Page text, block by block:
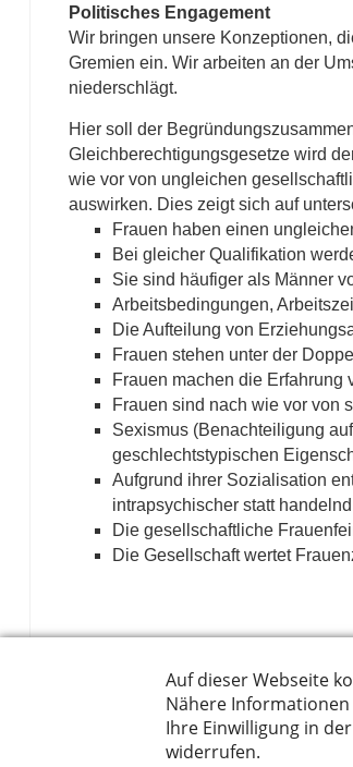
Politisches Engagement
Wir bringen unsere Konzeptionen,
Gremien ein. Wir arbeiten an der
niederschlägt.
Hier soll der
Gleichberechtigungsgesetze wird
wie vor von ungleichen
auswirken. Dies zeigt sich auf
Frauen haben einen
Bei gleicher Qualifikation
Sie sind häufiger als Männer
Arbeitsbedingungen,
Die Aufteilung von
Frauen stehen unter der
Frauen machen die Erfahrung
Frauen sind nach wie vor von
Sexismus (Benachteiligung
geschlechtstypischen
Aufgrund ihrer Sozialisation
intrapsychischer statt
Die gesellschaftliche
Die Gesellschaft wertet